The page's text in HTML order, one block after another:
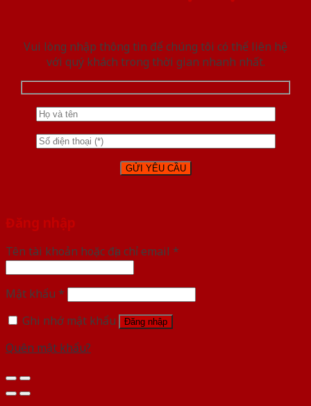
Vui lòng nhập thông tin để chúng tôi có thể liên hệ
với quý khách trong thời gian nhanh nhất.
Đăng nhập
Tên tài khoản hoặc địa chỉ email *
Mật khẩu *
Ghi nhớ mật khẩu
Đăng nhập
Quên mật khẩu?